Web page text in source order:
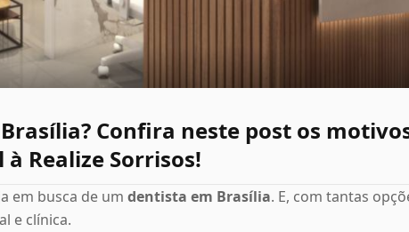
Confira neste post os
Realize Sorrisos!
em busca de um dentista em Brasília. E, com tantas
e clínica.